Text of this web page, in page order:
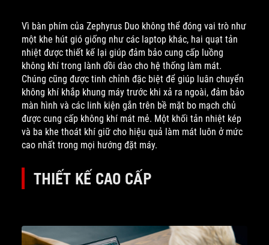
Vì bàn phím của Zephyrus Duo không thể đóng vai trò như
một khe hút gió giống như các laptop khác, hai quạt tản
nhiệt được thiết kế lại giúp đảm bảo cung cấp luồng
không khí trong lành dồi dào cho hệ thống làm mát.
Chúng cũng được tinh chỉnh đặc biệt để giúp luân chuyển
không khí khắp khung máy trước khi xả ra ngoài, đảm bảo
màn hình và các linh kiện gắn trên bề mặt bo mạch chủ
được cung cấp không khí mát mẻ. Một khối tản nhiệt kép
và ba khe thoát khí giữ cho hiệu quả làm mát luôn ở mức
cao nhất trong mọi hướng đặt máy.
THIẾT KẾ CAO CẤP